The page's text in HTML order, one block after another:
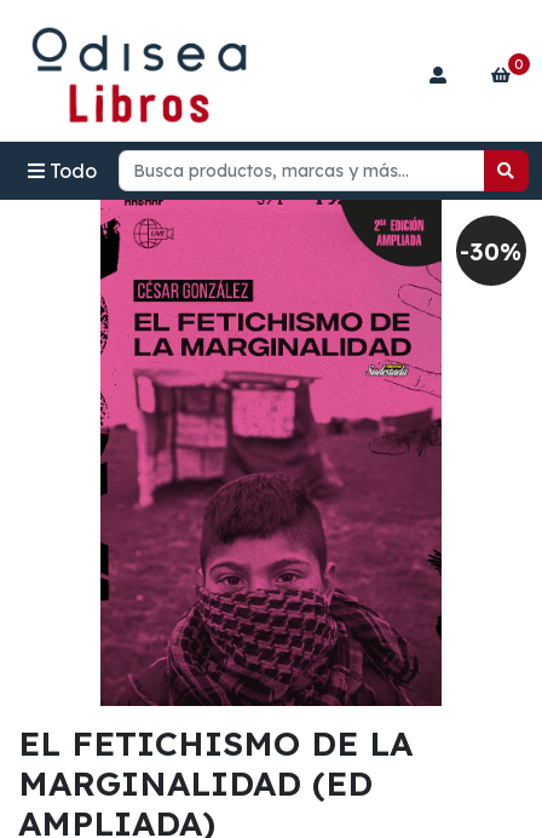
Todo
0
-30%
EL FETICHISMO DE LA
MARGINALIDAD (ED
AMPLIADA)